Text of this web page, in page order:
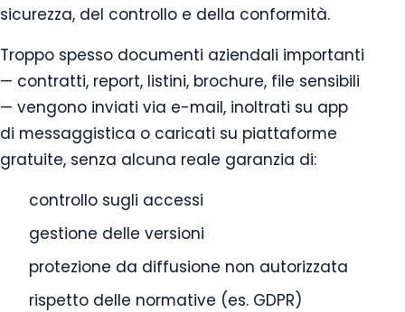
sicurezza, del controllo e della conformità.
Troppo spesso documenti aziendali importanti
— contratti, report, listini, brochure, file sensibili
— vengono inviati via e-mail, inoltrati su app
di messaggistica o caricati su piattaforme
gratuite, senza alcuna reale garanzia di:
controllo sugli accessi
gestione delle versioni
protezione da diffusione non autorizzata
rispetto delle normative (es. GDPR)